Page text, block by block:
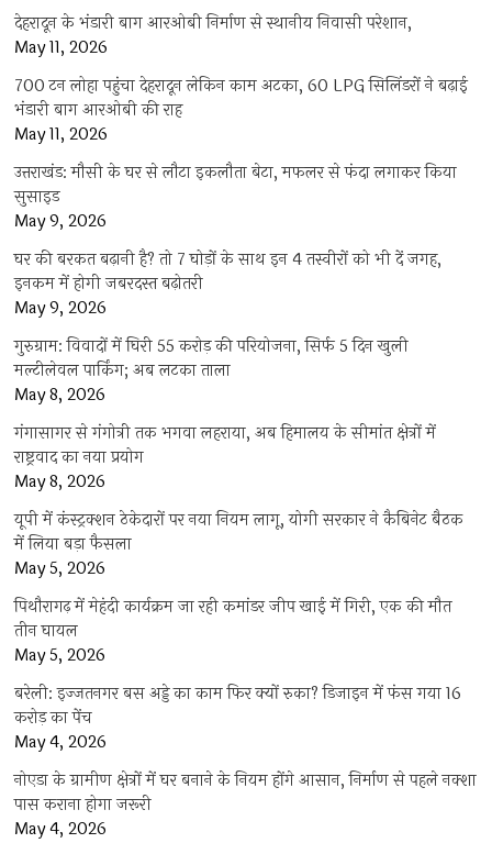
देहरादून के भंडारी बाग आरओबी निर्माण से स्थानीय निवासी परेशान,
May 11, 2026
700 टन लोहा पहुंचा देहरादून लेकिन काम अटका, 60 LPG सिलिंडरों ने बढ़ाई
भंडारी बाग आरओबी की राह
May 11, 2026
उत्तराखंड: मौसी के घर से लौटा इकलौता बेटा, मफलर से फंदा लगाकर किया
सुसाइड
May 9, 2026
घर की बरकत बढ़ानी है? तो 7 घोड़ों के साथ इन 4 तस्वीरों को भी दें जगह,
इनकम में होगी जबरदस्त बढ़ोतरी
May 9, 2026
गुरुग्राम: विवादों में घिरी 55 करोड़ की परियोजना, सिर्फ 5 दिन खुली
मल्टीलेवल पार्किंग; अब लटका ताला
May 8, 2026
गंगासागर से गंगोत्री तक भगवा लहराया, अब हिमालय के सीमांत क्षेत्रों में
राष्ट्रवाद का नया प्रयोग
May 8, 2026
यूपी में कंस्ट्रक्शन ठेकेदारों पर नया नियम लागू, योगी सरकार ने कैबिनेट बैठक
में लिया बड़ा फैसला
May 5, 2026
पिथौरागढ़ में मेहंदी कार्यक्रम जा रही कमांडर जीप खाई में गिरी, एक की मौत
तीन घायल
May 5, 2026
बरेली: इज्जतनगर बस अड्डे का काम फिर क्यों रुका? डिजाइन में फंस गया 16
करोड़ का पेंच
May 4, 2026
नोएडा के ग्रामीण क्षेत्रों में घर बनाने के नियम होंगे आसान, निर्माण से पहले नक्शा
पास कराना होगा जरूरी
May 4, 2026